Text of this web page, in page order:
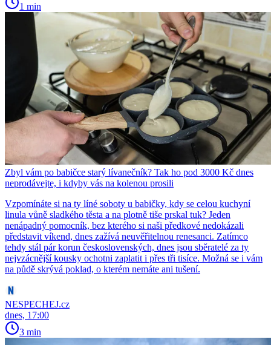
1 min
Zbyl vám po babičce starý lívanečník? Tak ho pod 3000 Kč dnes
neprodávejte, i kdyby vás na kolenou prosili
Vzpomínáte si na ty líné soboty u babičky, kdy se celou kuchyní
linula vůně sladkého těsta a na plotně tiše prskal tuk? Jeden
nenápadný pomocník, bez kterého si naši předkové nedokázali
představit víkend, dnes zažívá neuvěřitelnou renesanci. Zatímco
tehdy stál pár korun československých, dnes jsou sběratelé za ty
nejvzácnější kousky ochotni zaplatit i přes tři tisíce. Možná se i vám
na půdě skrývá poklad, o kterém nemáte ani tušení.
NESPECHEJ.cz
dnes, 17:00
3 min